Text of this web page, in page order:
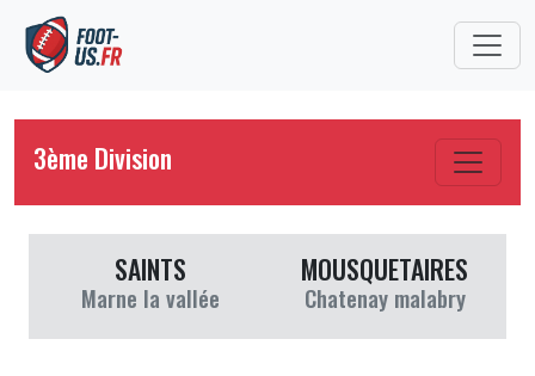
3ème Division
SAINTS
Marne la vallée
MOUSQUETAIRES
Chatenay malabry